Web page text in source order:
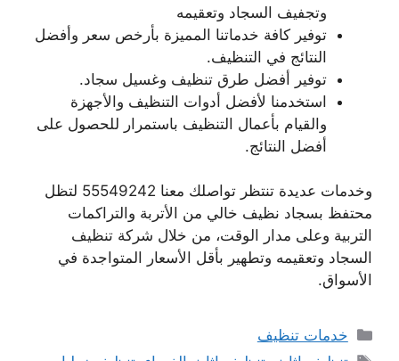
وتجفيف السجاد وتعقيمه
توفير كافة خدماتنا المميزة بأرخص سعر وأفضل
النتائج في التنظيف.
توفير أفضل طرق تنظيف وغسيل سجاد.
استخدمنا لأفضل أدوات التنظيف والأجهزة
والقيام بأعمال التنظيف باستمرار للحصول على
أفضل النتائج.
وخدمات عديدة تنتظر تواصلك معنا 55549242 لتظل
محتفظ بسجاد نظيف خالي من الأتربة والتراكمات
التربية وعلى مدار الوقت، من خلال شركة تنظيف
السجاد وتعقيمه وتطهير بأقل الأسعار المتواجدة في
الأسواق.
التصنيفات
خدمات تنظيف